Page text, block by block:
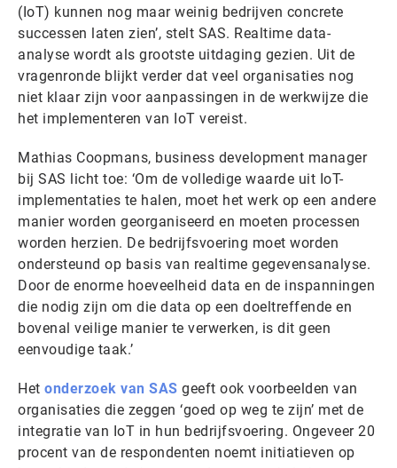
(IoT) kunnen nog maar weinig bedrijven concrete
successen laten zien’, stelt SAS. Realtime data-
analyse wordt als grootste uitdaging gezien. Uit de
vragenronde blijkt verder dat veel organisaties nog
niet klaar zijn voor aanpassingen in de werkwijze die
het implementeren van IoT vereist.
Mathias Coopmans, business development manager
bij SAS licht toe: ‘Om de volledige waarde uit IoT-
implementaties te halen, moet het werk op een andere
manier worden georganiseerd en moeten processen
worden herzien. De bedrijfsvoering moet worden
ondersteund op basis van realtime gegevensanalyse.
Door de enorme hoeveelheid data en de inspanningen
die nodig zijn om die data op een doeltreffende en
bovenal veilige manier te verwerken, is dit geen
eenvoudige taak.’
Het onderzoek van SAS geeft ook voorbeelden van
organisaties die zeggen ‘goed op weg te zijn’ met de
integratie van IoT in hun bedrijfsvoering. Ongeveer 20
procent van de respondenten noemt initiatieven op